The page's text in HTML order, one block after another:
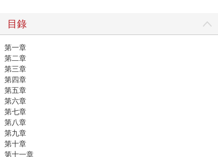
目錄
第一章
第二章
第三章
第四章
第五章
第六章
第七章
第八章
第九章
第十章
第十一章